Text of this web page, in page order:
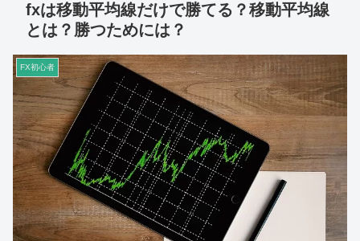
fxは移動平均線だけで勝てる？移動平均線
とは？勝つためには？
FX初心者